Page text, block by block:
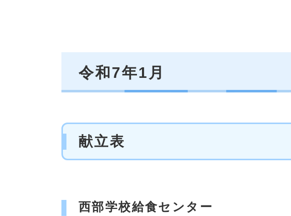
令和7年1月
献立表
西部学校給食センター